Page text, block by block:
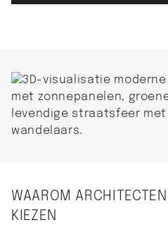
WAAROM
KIEZEN